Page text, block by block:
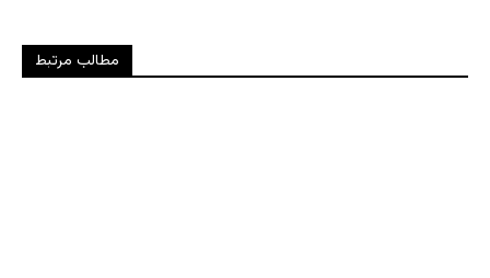
مطالب مرتبط